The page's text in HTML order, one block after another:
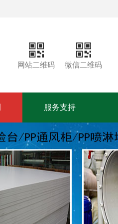
网站二维码 微信二维码
服务支持